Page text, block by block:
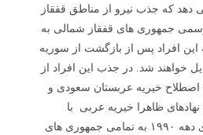
که جذب نیرو از مناطق قفقاز
جمهوری های قفقاز شمالی به
این افراد پس از بازگشت از سوریه
خواهند شد. در جذب این افراد از
اصطلاح خیریه عربستان سعودی و
ظاهرا خیریه عربی با
استفاده از فرصت ناشی از فروپاشی شوروی از همان ابتدای دهه ۱۹۹۰ به تمامی جمهوری های